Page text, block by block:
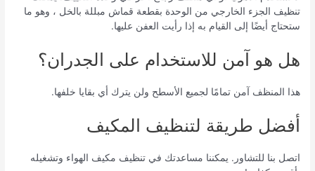
تنظيف الجزء الخارجي من الوحدة بقطعة قماش مبللة بالخل ، وهو ما
ستحتاج أيضًا إلى القيام به إذا رأيت العفن عليها.
هل هو آمن للاستخدام على الجدران؟
هذا المنظف آمن تمامًا لجميع الأسطح ولن يترك أي بقايا خلفها.
أفضل طريقة لتنظيف المكيف
اتصل بنا للتشاور. يمكننا مساعدتك في تنظيف مكيف الهواء وتشغيله